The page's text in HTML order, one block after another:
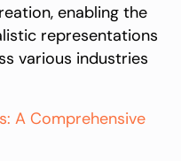
enabling the
representations
various industries
A Comprehensive